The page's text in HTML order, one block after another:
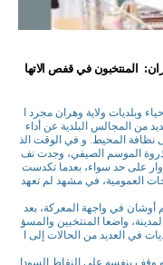
المنتخبون في قفص الاتها
وبلديات ولاية وهران مجرد ا
من المجالس البلدية عن أداء
نظافة المحيط. و في الوقت الذ
ذروة الموسم الصيفي، وجدت نف
على حد سواء، بعدما تكدست
العمومية، في مشهد لم تعهد
أوشان في واجهة المعركة، بعد
واضعا المنتخبين والمسؤ
في العديد من الحالات إلى ا
و وقف بنفسه على النقاط السودا